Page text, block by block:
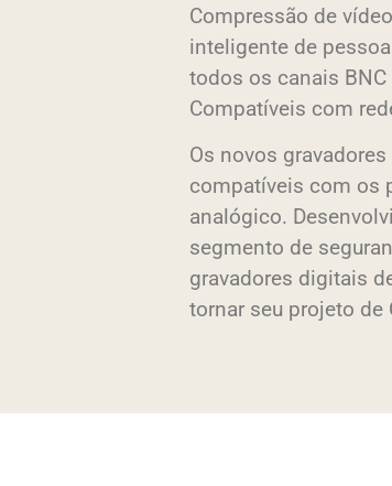
Compressão de
inteligente de
todos os canais
Compatíveis com
Os novos
compatíveis com os
analógico.
segmento de
gravadores digitais
tornar seu projeto de